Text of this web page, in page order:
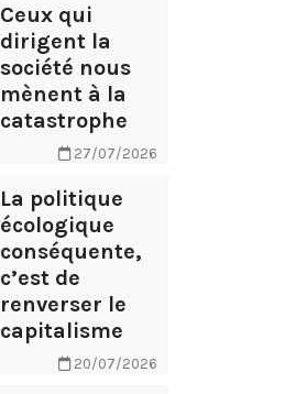
Ceux qui
dirigent la
société nous
mènent à la
catastrophe
27/07/2026
La politique
écologique
conséquente,
c’est de
renverser le
capitalisme
20/07/2026